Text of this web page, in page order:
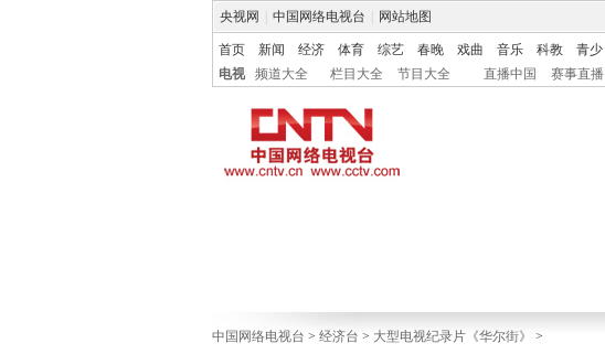
央视网 中国网络电视台 网站地图
首页 新闻 经济 体育 综艺 春晚 戏曲 音乐 科教 青少
电视
频道大全 栏目大全 节目大全 直播中国 赛事直播
中国网络电视台 > 经济台 > 大型电视纪录片《华尔街》 >